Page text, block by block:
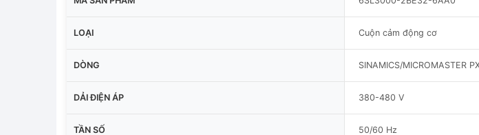
LOẠI Cuộn cảm động cơ
DÒNG SINAMICS/MICROMASTER
DẢI ĐIỆN ÁP 380-480 V
TẦN SỐ 50/60 Hz